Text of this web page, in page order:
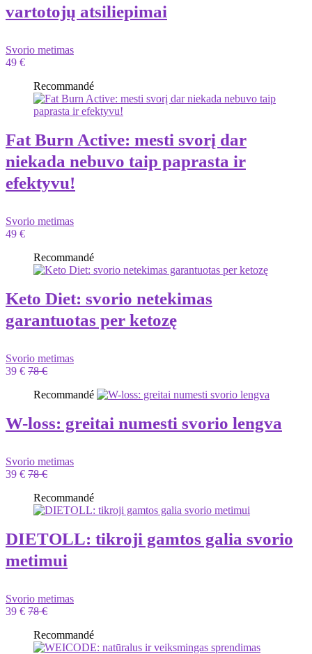
vartotojų atsiliepimai
Svorio metimas
49 €
Recommandé
Fat Burn Active: mesti svorį dar
niekada nebuvo taip paprasta ir
efektyvu!
Svorio metimas
49 €
Recommandé
Keto Diet: svorio netekimas
garantuotas per ketozę
Svorio metimas
39 € 78 €
Recommandé
W-loss: greitai numesti svorio lengva
Svorio metimas
39 € 78 €
Recommandé
DIETOLL: tikroji gamtos galia svorio
metimui
Svorio metimas
39 € 78 €
Recommandé